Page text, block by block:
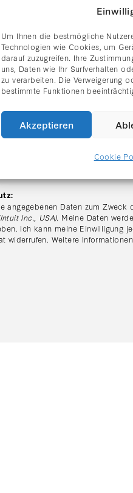
Um Ihnen die bestmögliche
Technologien wie Cookies, um
darauf zuzugreifen. Ihre
uns, Daten wie Ihr Surfverhalten
zu verarbeiten. Die Verweigerung
bestimmte Funktionen
Akzeptieren
Cookie
gelesen und stimme
angegebenen Daten zum
Inc., USA). Meine Daten
Ich kann meine Einwilligung
widerrufen. Weitere